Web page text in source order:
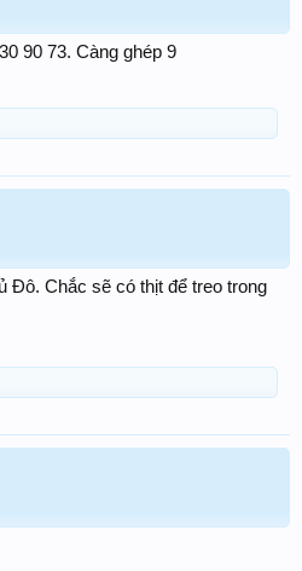
90 73. Càng ghép 9
Đô. Chắc sẽ có thịt để treo trong